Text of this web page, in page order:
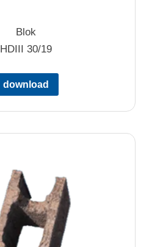
Blok
HDIII 30/19
download